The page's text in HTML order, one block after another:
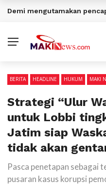
BERITA TERKINI
Demi mengutamakan
BERITA HEADLINE HUKUM MAKI
Strategi “Ulur
untuk Lobbi
Jatim siap
tidak akan
Pasca penetapan sebagai
pusaran kasus korupsi